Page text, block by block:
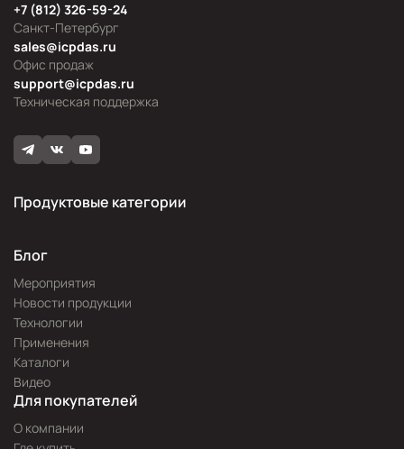
Офис продаж
sales@icpdas.ru
Санкт-Петербург
+7 (812) 326-59-24
Техническая поддержка
support@icpdas.ru
Продуктовые категории
Блог
Мероприятия
Новости продукции
Технологии
Применения
Каталоги
Видео
Для покупателей
О компании